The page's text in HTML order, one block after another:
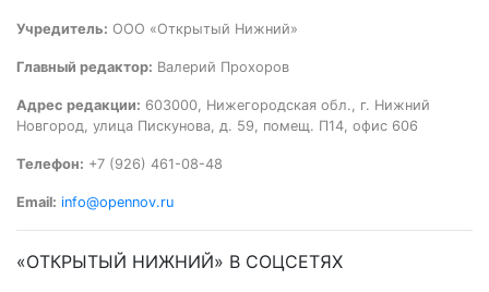
Учредитель: ООО «Открытый Нижний»
Главный редактор: Валерий Прохоров
Адрес редакции: 603000, Нижегородская обл., г. Нижний
Новгород, улица Пискунова, д. 59, помещ. П14, офис 606
Телефон: +7 (926) 461-08-48
Email: info@opennov.ru
«ОТКРЫТЫЙ НИЖНИЙ» В СОЦСЕТЯХ